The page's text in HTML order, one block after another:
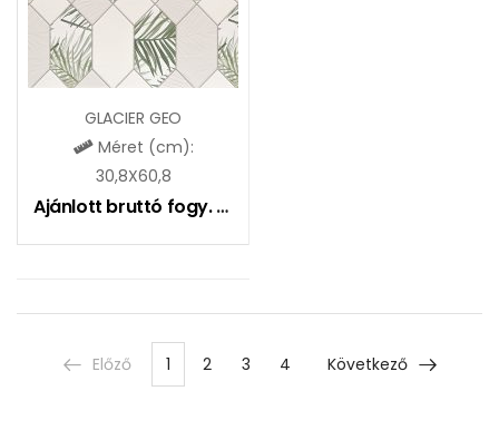
GLACIER GEO
Méret (cm):
30,8X60,8
Ajánlott bruttó fogy. ár:
Előző 1 2 3 4 Következő